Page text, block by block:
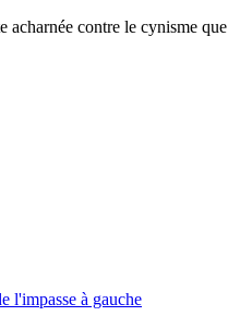
acharnée contre le cynisme